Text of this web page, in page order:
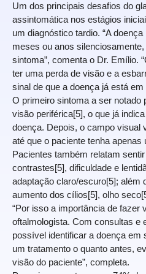
Um dos principais desafios do
assintomática nos estágios
um diagnóstico tardio. “A
meses ou anos
sintoma”, comenta o Dr. Emílio.
ter uma perda de visão e a
sinal de que a doença já está
O primeiro sintoma a ser notado
visão periférica[5], o que já
doença. Depois, o campo visual
até que o paciente tenha apenas
Pacientes também relatam
contrastes[5], dificuldade e
adaptação claro/escuro[5]; além
aumento dos cílios[5], olho
“Por isso a importância de fazer
oftalmologista. Com consultas e
possível identificar a doença em
um tratamento o quanto antes,
visão do paciente”, completa.